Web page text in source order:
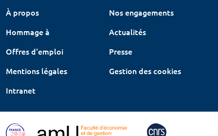
À propos
Nos engagements
Hommage à
Actualités
Offres d'emploi
Presse
Mentions légales
Gestion des cookies
Intranet